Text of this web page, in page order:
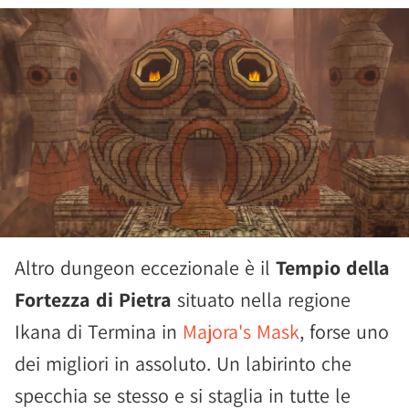
Altro dungeon eccezionale è il Tempio della
Fortezza di Pietra situato nella regione
Ikana di Termina in Majora's Mask, forse uno
dei migliori in assoluto. Un labirinto che
specchia se stesso e si staglia in tutte le